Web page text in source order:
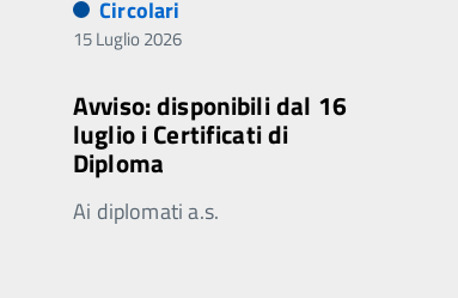
Circolari
15 Luglio 2026
Avviso: disponibili dal 16
luglio i Certificati di
Diploma
Ai diplomati a.s.